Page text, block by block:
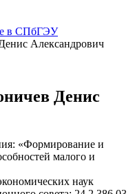
в СПбГЭУ
Александрович
Денис
«Формирование и
малого и
наук